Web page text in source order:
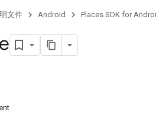
文件 Android Places SDK for